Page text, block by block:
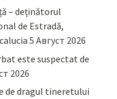
– deținătorul
de Estradă,
5 Август 2026
este suspectat de
2026
de dragul tineretului